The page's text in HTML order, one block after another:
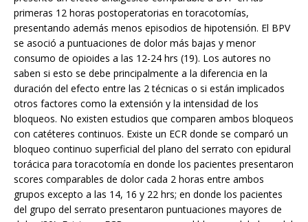
primeras 12 horas postoperatorias en toracotomías,
presentando además menos episodios de hipotensión. El BPV
se asoció a puntuaciones de dolor más bajas y menor
consumo de opioides a las 12-24 hrs (19). Los autores no
saben si esto se debe principalmente a la diferencia en la
duración del efecto entre las 2 técnicas o si están implicados
otros factores como la extensión y la intensidad de los
bloqueos. No existen estudios que comparen ambos bloqueos
con catéteres continuos. Existe un ECR donde se comparó un
bloqueo continuo superficial del plano del serrato con epidural
torácica para toracotomía en donde los pacientes presentaron
scores comparables de dolor cada 2 horas entre ambos
grupos excepto a las 14, 16 y 22 hrs; en donde los pacientes
del grupo del serrato presentaron puntuaciones mayores de